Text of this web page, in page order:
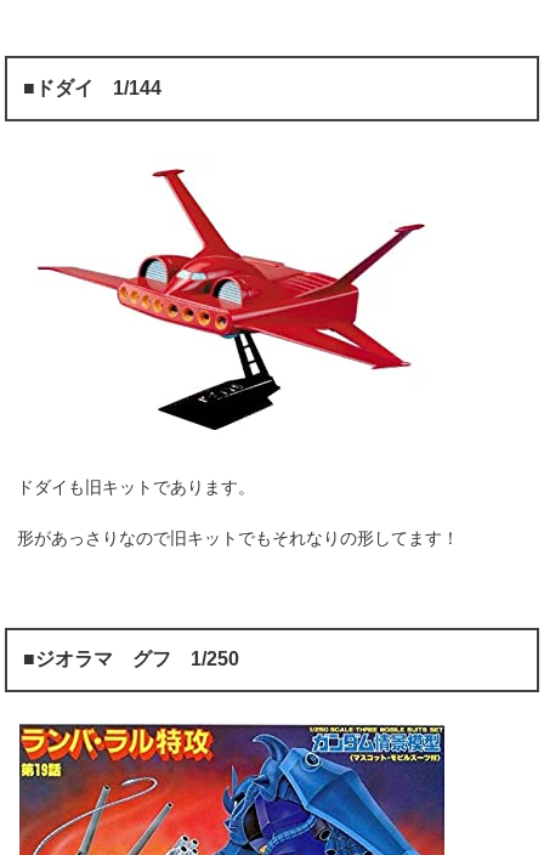
■ドダイ 1/144
ドダイも旧キットであります。
形があっさりなので旧キットでもそれなりの形してます！
■ジオラマ グフ 1/250